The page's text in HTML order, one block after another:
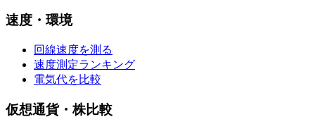
速度・環境
回線速度を測る
速度測定ランキング
電気代を比較
仮想通貨・株比較